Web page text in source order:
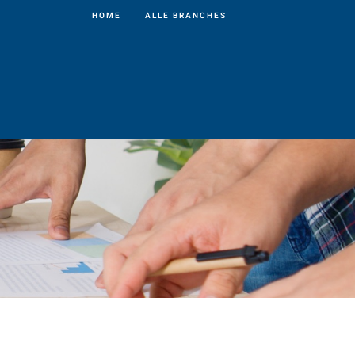
HOME ALLE BRANCHES